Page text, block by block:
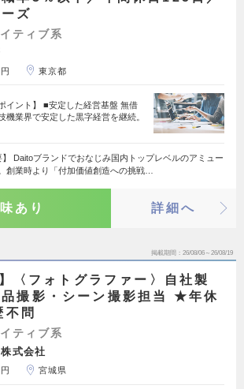
ズ
ティブ系
東京都
イント】 ■安定した経営基盤 無借
機業界で安定した黒字経営を継続。
】 Daitoブランドでおなじみ国内トップレベルのアミュー
創業時より「付加価値創造への挑戦…
あり 詳細へ
掲載期間 26/08/06～26/08/19
】〈フォトグラファー〉自社製
撮影・シーン撮影担当 ★年休
問
ティブ系
式会社
宮城県